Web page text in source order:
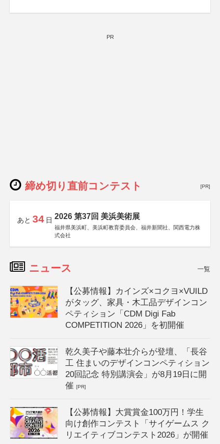
PR
締め切り直前コンテスト [PR]
あと 34 日 2026 第37回 美浜美術展
福井県美浜町、美浜町教育委員会、福井新聞社、関西電力株
式会社
ニュース 一覧
【公募情報】カインズ×コクヨ×VUILD
がタッグ、家具・木工品デザインコン
ペティション「CDM Digi Fab
COMPETITION 2026」を初開催
乾久美子や藤本壮介らが登壇、「長谷
工 住まいのデザインコンペティション
20回記念 特別講演会」が8月19日に開
催[PR]
【公募情報】大賞賞金100万円！学生
向け創作コンテスト「サイゲームス ク
リエイティブコンテスト2026」が開催